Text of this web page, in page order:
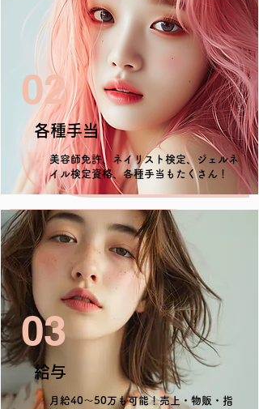
各種手当
美容師免許、ネイリスト検定、ジェルネ
イル検定資格、各種手当もたくさん！
02
給与
月給40〜50万も可能！売上・物販・指
03